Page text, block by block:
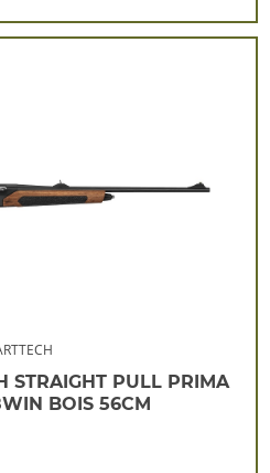
STRAIGHT PULL PRIMA
BOIS 56CM